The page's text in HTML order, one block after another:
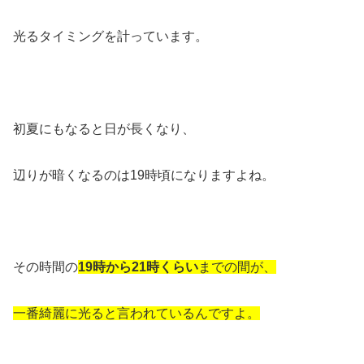
光るタイミングを計っています。
初夏にもなると日が長くなり、
辺りが暗くなるのは19時頃になりますよね。
その時間の19時から21時くらいまでの間が、
一番綺麗に光ると言われているんですよ。